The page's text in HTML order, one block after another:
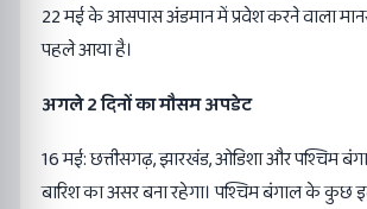
22 मई के आसपास अंडमान में प्रवेश करने वाला
पहले आया है।
अगले 2 दिनों का मौसम अपडेट
16 मई: छत्तीसगढ़, झारखंड, ओडिशा और पश्चिम
बारिश का असर बना रहेगा। पश्चिम बंगाल के कुछ